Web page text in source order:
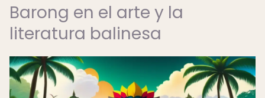
Barong en el arte y la
literatura balinesa